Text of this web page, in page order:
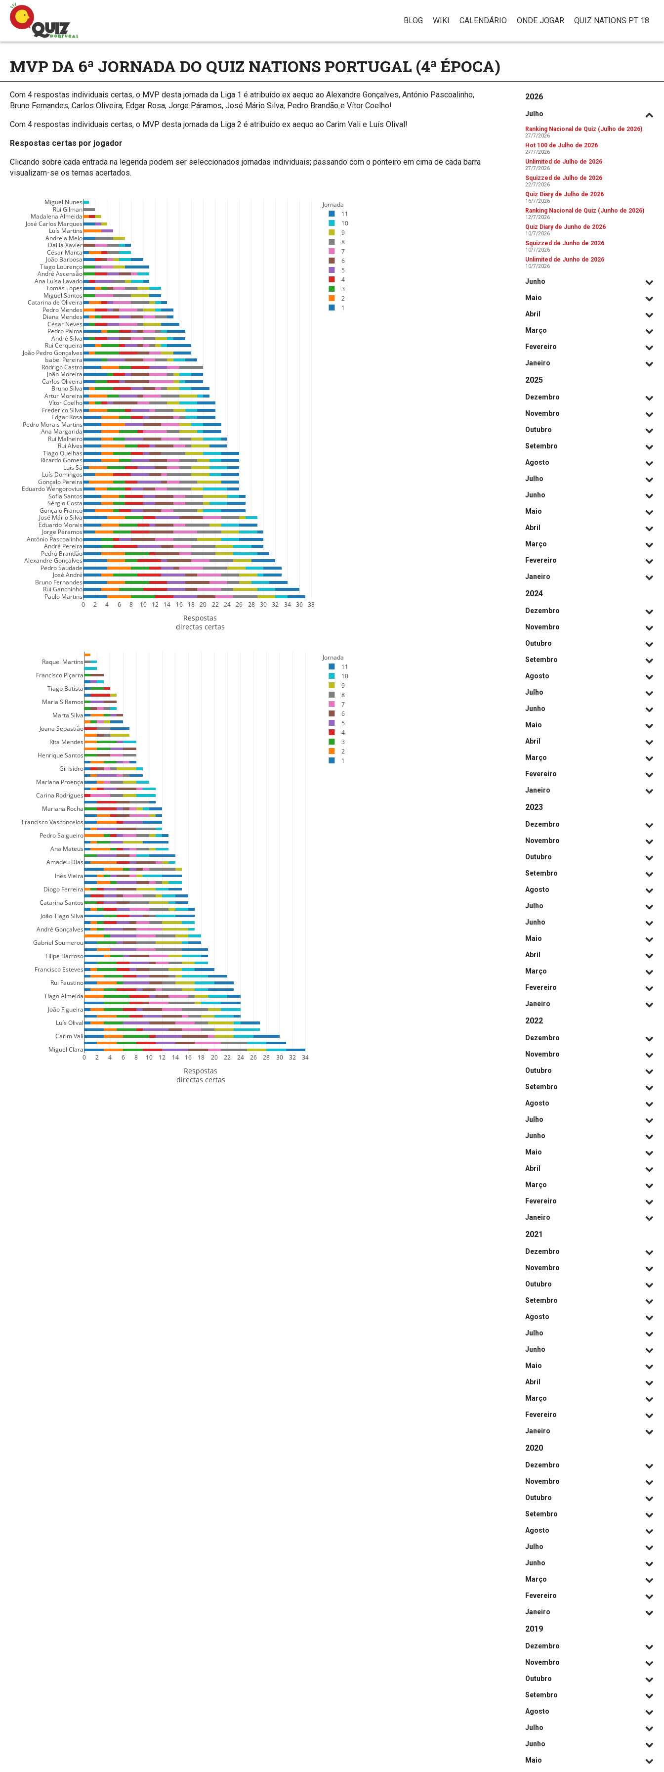
BLOG WIKI CALENDÁRIO ONDE JOGAR QUIZ NATIONS PT 18
MVP DA 6ª JORNADA DO QUIZ NATIONS PORTUGAL (4ª ÉPOCA)
2026
Julho
Ranking Nacional de Quiz (Julho de 2026)
27/7/2026
Hot 100 de Julho de 2026
27/7/2026
Unlimited de Julho de 2026
27/7/2026
Squizzed de Julho de 2026
22/7/2026
Quiz Diary de Julho de 2026
16/7/2026
Ranking Nacional de Quiz (Junho de 2026)
12/7/2026
Quiz Diary de Junho de 2026
10/7/2026
Squizzed de Junho de 2026
10/7/2026
Unlimited de Junho de 2026
10/7/2026
Junho
Maio
Abril
Março
Fevereiro
Janeiro
2025
Dezembro
Novembro
Outubro
Setembro
Agosto
Julho
Junho
Maio
Abril
Março
Fevereiro
Janeiro
2024
Dezembro
Novembro
Outubro
Setembro
Agosto
Julho
Junho
Maio
Abril
Março
Fevereiro
Janeiro
2023
Dezembro
Novembro
Outubro
Setembro
Agosto
Julho
Junho
Maio
Abril
Março
Fevereiro
Janeiro
2022
Dezembro
Novembro
Outubro
Setembro
Agosto
Julho
Junho
Maio
Abril
Março
Fevereiro
Janeiro
2021
Dezembro
Novembro
Outubro
Setembro
Agosto
Julho
Junho
Maio
Abril
Março
Fevereiro
Janeiro
2020
Dezembro
Novembro
Outubro
Setembro
Agosto
Julho
Junho
Março
Fevereiro
Janeiro
2019
Dezembro
Novembro
Outubro
Setembro
Agosto
Julho
Junho
Maio
Com 4 respostas individuais certas, o MVP desta jornada da Liga 1 é atribuído ex aequo ao Alexandre Gonçalves, António Pascoalinho,
Bruno Fernandes, Carlos Oliveira, Edgar Rosa, Jorge Páramos, José Mário Silva, Pedro Brandão e Vítor Coelho!
Com 4 respostas individuais certas, o MVP desta jornada da Liga 2 é atribuído ex aequo ao Carim Vali e Luís Olival!
Respostas certas por jogador
Clicando sobre cada entrada na legenda podem ser seleccionados jornadas individuais; passando com o ponteiro em cima de cada barra
visualizam-se os temas acertados.